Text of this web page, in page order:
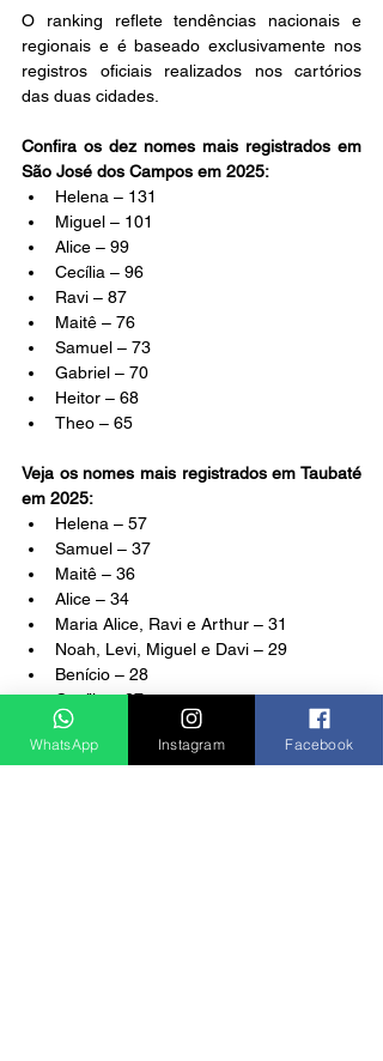
O ranking reflete tendências nacionais e
regionais e é baseado exclusivamente nos
registros oficiais realizados nos cartórios
das duas cidades.
Confira os dez nomes mais registrados em
São José dos Campos em 2025:
Helena – 131
Miguel – 101
Alice – 99
Cecília – 96
Ravi – 87
Maitê – 76
Samuel – 73
Gabriel – 70
Heitor – 68
Theo – 65
Veja os nomes mais registrados em Taubaté
em 2025:
Helena – 57
Samuel – 37
Maitê – 36
Alice – 34
Maria Alice, Ravi e Arthur – 31
Noah, Levi, Miguel e Davi – 29
Benício – 28
Cecília – 27
Theo e Laura – 24
Notícias
WhatsApp Instagram Facebook